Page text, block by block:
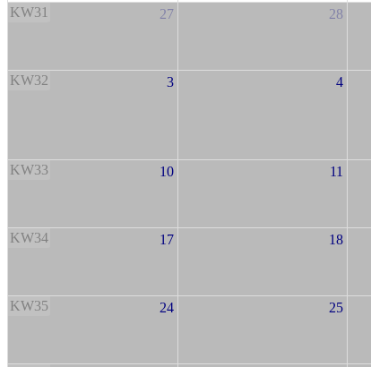
KW31
27 28
KW32 3 4
KW33 10 11
KW34 17 18
KW35 24 25